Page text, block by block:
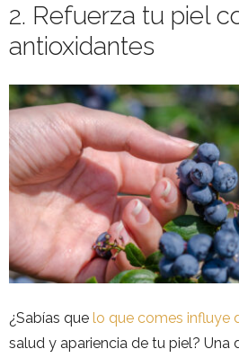
2. Refuerza tu piel
antioxidantes
¿Sabías que lo que comes influye
salud y apariencia de tu piel? Una